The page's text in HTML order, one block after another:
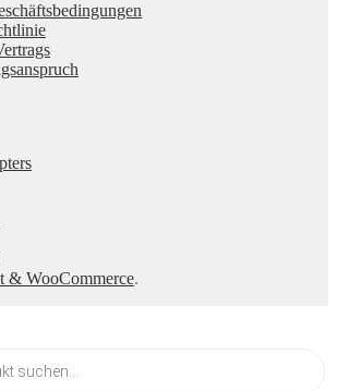
& WooCommerce.